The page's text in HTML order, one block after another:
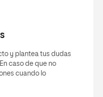
y plantea tus dudas
caso de que no
cuando lo